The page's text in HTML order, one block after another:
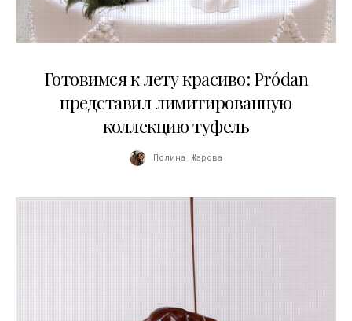
Готовимся к лету красиво: Pródan
представил лимитированную
коллекцию туфель
Полина Жарова